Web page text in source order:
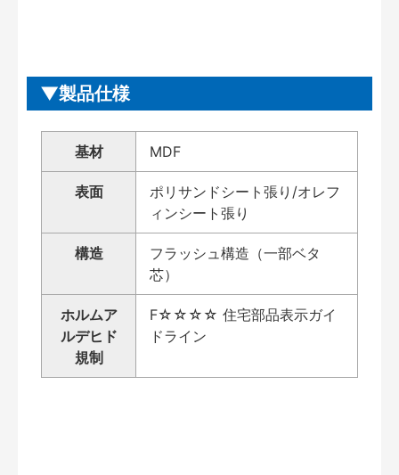
製品仕様
基材 MDF
表面
ポリサンドシート張り/オレフ
ィンシート張り
構造
フラッシュ構造（一部ベタ
芯）
ホルムア
ルデヒド
規制
F☆☆☆☆ 住宅部品表示ガイ
ドライン